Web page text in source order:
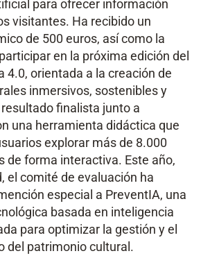
para ofrecer información
visitantes. Ha recibido un
de 500 euros, así como la
en la próxima edición del
4.0, orientada a la creación de
inmersivos, sostenibles y
finalista junto a
una herramienta didáctica que
explorar más de 8.000
de forma interactiva. Este año,
el comité de evaluación ha
especial a PreventIA, una
basada en inteligencia
para optimizar la gestión y el
del patrimonio cultural.